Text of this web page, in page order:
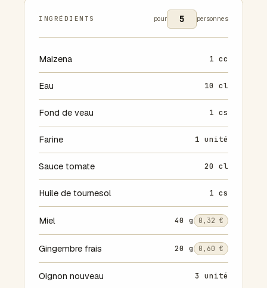
INGRÉDIENTS pour personnes
Maizena 1 cc
Eau 10 cl
Fond de veau 1 cs
Farine 1 unité
Sauce tomate 20 cl
Huile de tournesol 1 cs
Miel 40 g 0,32 €
Gingembre frais 20 g 0,60 €
Oignon nouveau 3 unité